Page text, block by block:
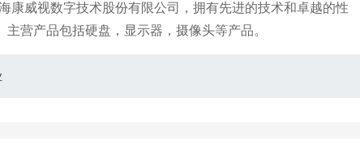
康威视数字技术股份有限公司，拥有先进的技术和卓越的性
营产品包括硬盘，显示器，摄像头等产品。